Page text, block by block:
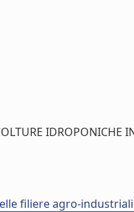
filiere agro-industriali